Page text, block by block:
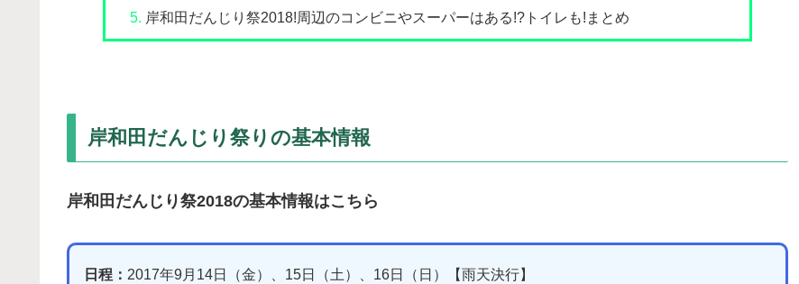
岸和田だんじり祭2018!周辺のコンビニやスーパーはある!?トイレも!まとめ
岸和田だんじり祭りの基本情報
岸和田だんじり祭2018の基本情報はこちら
日程： 2017年9月14日（金）、15日（土）、16日（日）【雨天決行】